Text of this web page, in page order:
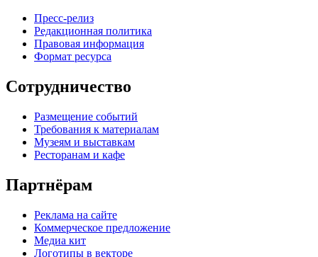
Пресс-релиз
Редакционная политика
Правовая информация
Формат ресурса
Сотрудничество
Размещение событий
Требования к материалам
Музеям и выставкам
Ресторанам и кафе
Партнёрам
Реклама на сайте
Коммерческое предложение
Медиа кит
Логотипы в векторе